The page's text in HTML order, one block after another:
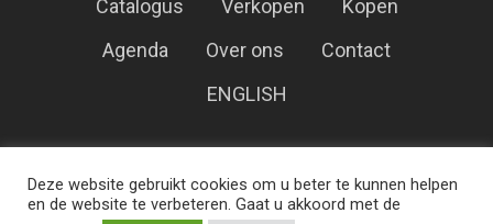
Catalogus Verkopen
Kopen
Agenda
Over ons
Contact
ENGLISH
voorbehouden.
Deze website gebruikt cookies om u beter te kunnen helpen
en de website te verbeteren. Gaat u akkoord met de